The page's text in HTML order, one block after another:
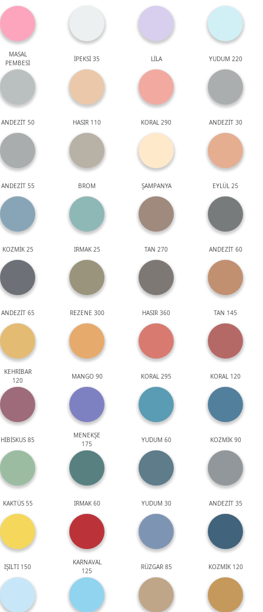
MASAL
PEMBESİ
İPEKSİ 35 LİLA YUDUM 220
ANDEZİT 50 HASIR 110 KORAL 290 ANDEZİT 30
ANDEZİT 55 BROM ŞAMPANYA EYLÜL 25
KOZMİK 25 IRMAK 25 TAN 270 ANDEZİT 60
ANDEZİT 65 REZENE 300 HASIR 360 TAN 145
KEHRİBAR
120
MANGO 90 KORAL 295 KORAL 120
HİBİSKUS 85
MENEKŞE
175
YUDUM 60 KOZMİK 90
KAKTÜS 55 IRMAK 60 YUDUM 30 ANDEZİT 35
IŞILTI 150
KARNAVAL
125
RÜZGAR 85 KOZMİK 120